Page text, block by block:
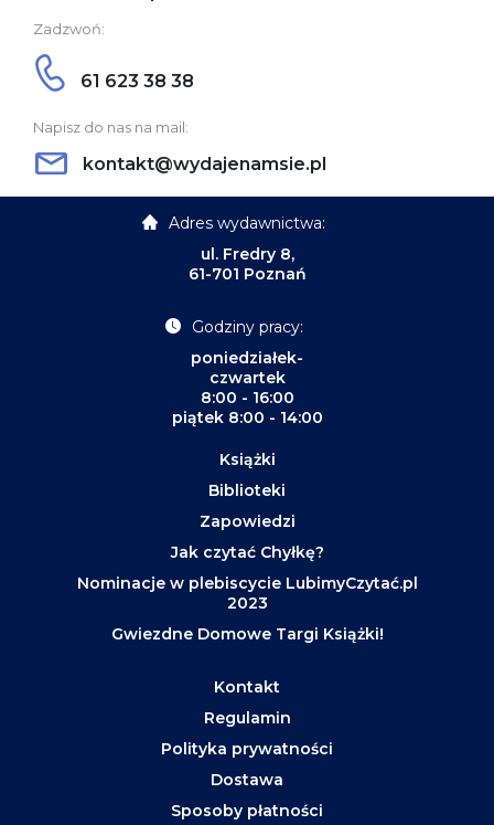
Zadzwoń:
61 623 38 38
Napisz do nas na mail:
kontakt@wydajenamsie.pl
Adres wydawnictwa:
ul. Fredry 8,
61-701 Poznań
Godziny pracy:
poniedziałek-
czwartek
8:00 - 16:00
piątek 8:00 - 14:00
Książki
Biblioteki
Zapowiedzi
Jak czytać Chyłkę?
Nominacje w plebiscycie LubimyCzytać.pl
2023
Gwiezdne Domowe Targi Książki!
Kontakt
Regulamin
Polityka prywatności
Dostawa
Sposoby płatności